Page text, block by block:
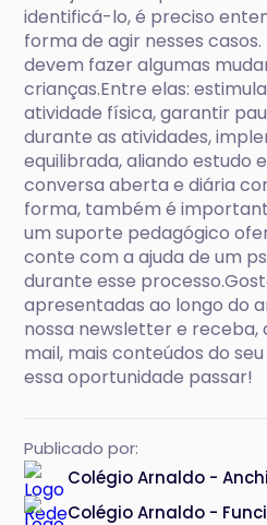
identificá-lo, é preciso
forma de agir nesses casos.
devem fazer algumas
crianças.Entre elas:
atividade física, garantir
durante as atividades,
equilibrada, aliando estudo
conversa aberta e diária
forma, também é
um suporte pedagógico
conte com a ajuda de um
durante esse
apresentadas ao longo do
nossa newsletter e
mail, mais conteúdos do
essa oportunidade passar!
Publicado por:
Colégio Arnaldo -
Colégio Arnaldo -